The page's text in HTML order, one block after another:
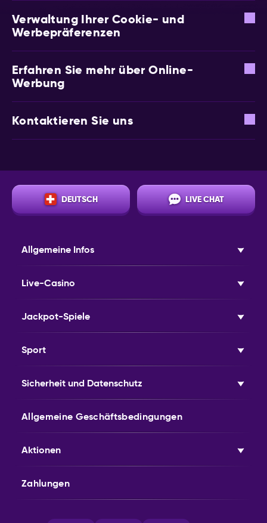
Verwaltung Ihrer Cookie- und
Werbepräferenzen
Erfahren Sie mehr über Online-
Werbung
Kontaktieren Sie uns
DEUTSCH LIVE CHAT
Allgemeine Infos
Live-Casino
Jackpot-Spiele
Sport
Sicherheit und Datenschutz
Allgemeine Geschäftsbedingungen
Aktionen
Zahlungen